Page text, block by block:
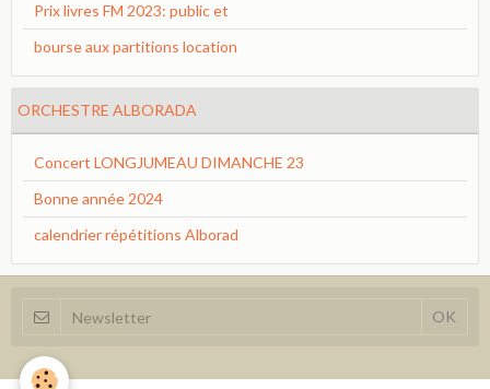
Prix livres FM 2023: public et
bourse aux partitions location
ORCHESTRE ALBORADA
Concert LONGJUMEAU DIMANCHE 23
Bonne année 2024
calendrier répétitions Alborad